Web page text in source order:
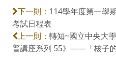
下一則： 114學年度第一學
考試日程表
上一則： 轉知~國立中央大
普講座系列 55》——「核子